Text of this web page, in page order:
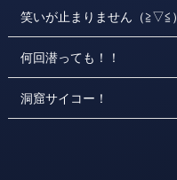
笑いが止まりません（≧▽≦）
何回潜っても！！
洞窟サイコー！